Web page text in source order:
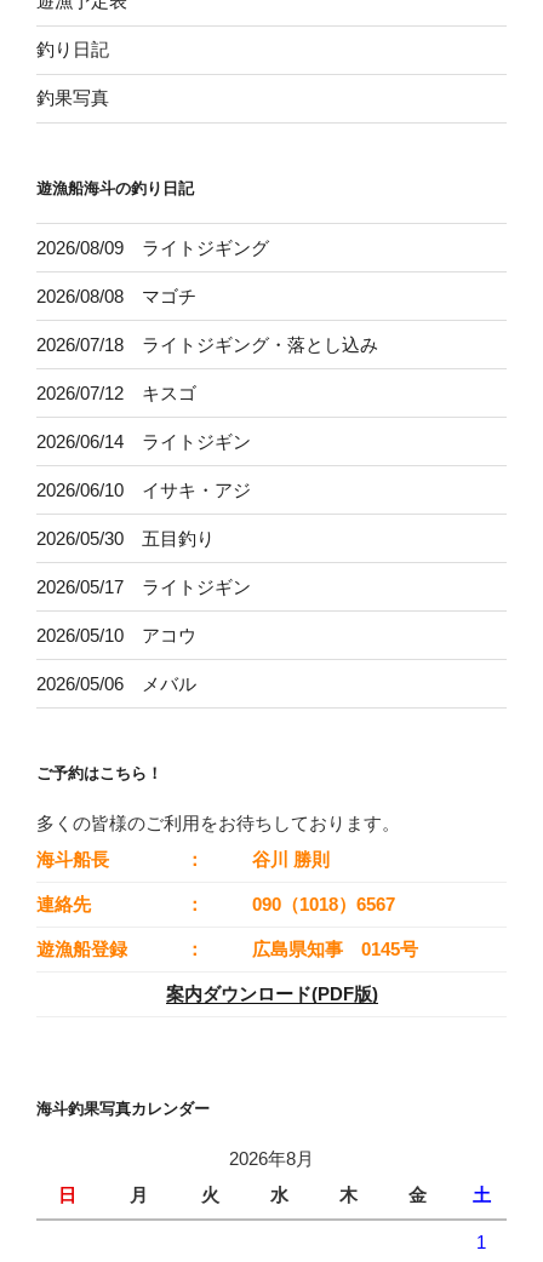
釣り日記
釣果写真
遊漁船海斗の釣り日記
2026/08/09 ライトジギング
2026/08/08 マゴチ
2026/07/18 ライトジギング・落とし込み
2026/07/12 キスゴ
2026/06/14 ライトジギン
2026/06/10 イサキ・アジ
2026/05/30 五目釣り
2026/05/17 ライトジギン
2026/05/10 アコウ
2026/05/06 メバル
ご予約はこちら！
多くの皆様のご利用をお待ちしております。
海斗船長
： 谷川 勝則
連絡先 ： 090（1018）6567
遊漁船登録 ： 広島県知事 0145号
案内ダウンロード(PDF版)
海斗釣果写真カレンダー
2026年8月
日
月 火 水 木 金 土
1